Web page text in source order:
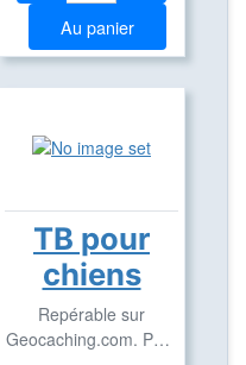
Au panier
TB pour
chiens
Repérable sur
Geocaching.com. Pour